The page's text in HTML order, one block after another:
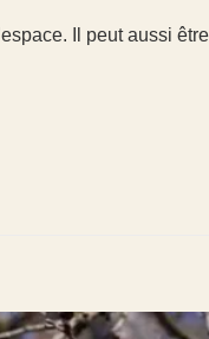
Il peut aussi